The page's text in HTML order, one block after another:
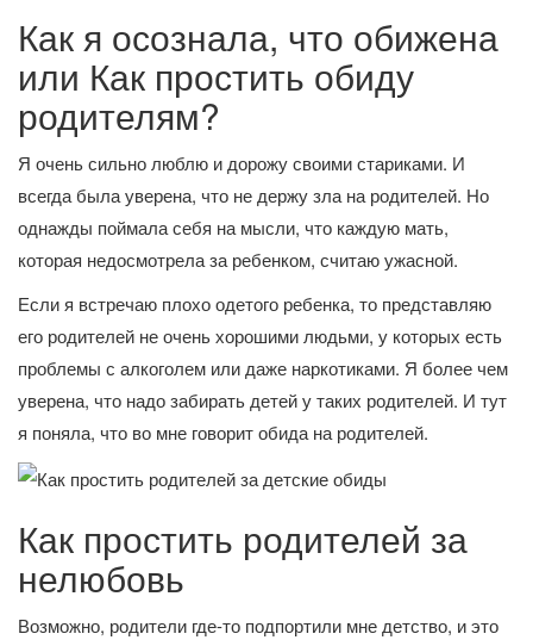
Как я осознала, что обижена
или Как простить обиду
родителям?
Я очень сильно люблю и дорожу своими стариками. И
всегда была уверена, что не держу зла на родителей. Но
однажды поймала себя на мысли, что каждую мать,
которая недосмотрела за ребенком, считаю ужасной.
Если я встречаю плохо одетого ребенка, то представляю
его родителей не очень хорошими людьми, у которых есть
проблемы с алкоголем или даже наркотиками. Я более чем
уверена, что надо забирать детей у таких родителей. И тут
я поняла, что во мне говорит обида на родителей.
Как простить родителей за
нелюбовь
Возможно, родители где-то подпортили мне детство, и это